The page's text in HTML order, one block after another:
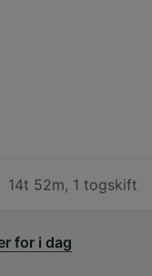
14t 52m, 1 togskift
for i dag